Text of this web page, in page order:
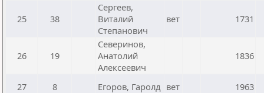
25 38
Сергеев,
Виталий
Степанович
вет 1731
26 19
Северинов,
Анатолий
Алексеевич
1836
27 8 Егоров, Гаролд вет 1963